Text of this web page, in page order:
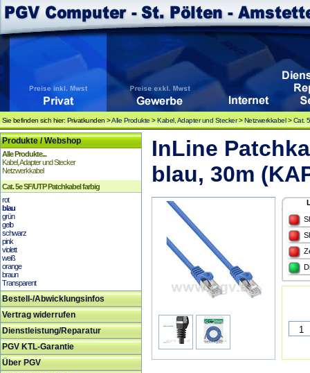
Sie befinden sich hier: Privatkunden >Alle Produkte >Kabel, Adapter und Stecker>Netzwerkkabel>Cat.
Produkte / Webshop
Alle Produkte...
Kabel, Adapter und Stecker
Netzwerkkabel
Cat. 5e SF/UTP Patchkabel farbig
rot
blau
grün
gelb
schwarz
pink
violett
weiß
orange
braun
Transparent
Bestell-/Abwicklungsinfos
Vertrag widerrufen
Dienstleistung/Reparatur
PGV KTL-Garantie
Über PGV
InLine
blau, 30m